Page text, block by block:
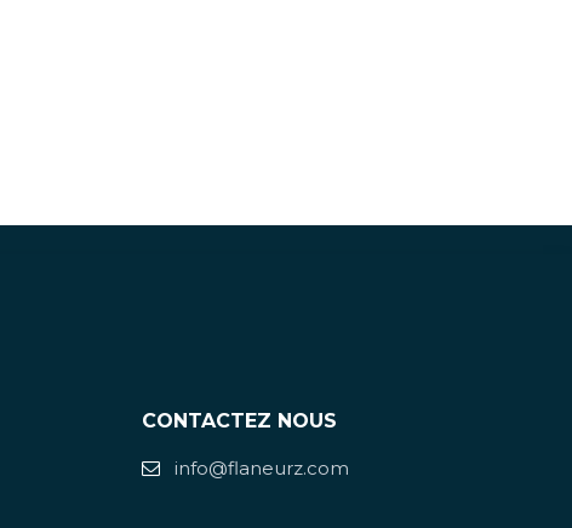
CONTACTEZ NOUS
info@flaneurz.com